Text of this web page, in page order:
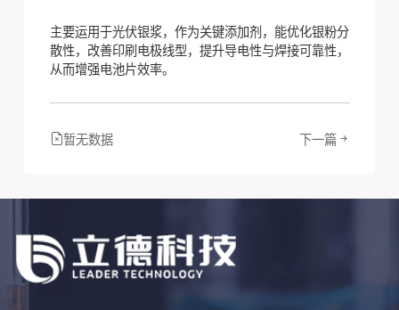
主要运用于光伏银浆，作为关键添加剂，能优化银粉分
散性，改善印刷电极线型，提升导电性与焊接可靠性，
从而增强电池片效率。
暂无数据 下一篇